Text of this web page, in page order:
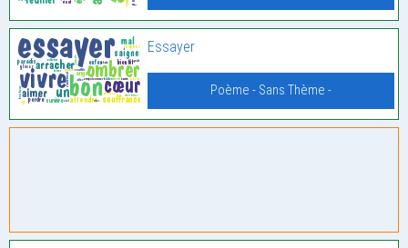
Essayer
Poème - Sans Thème -